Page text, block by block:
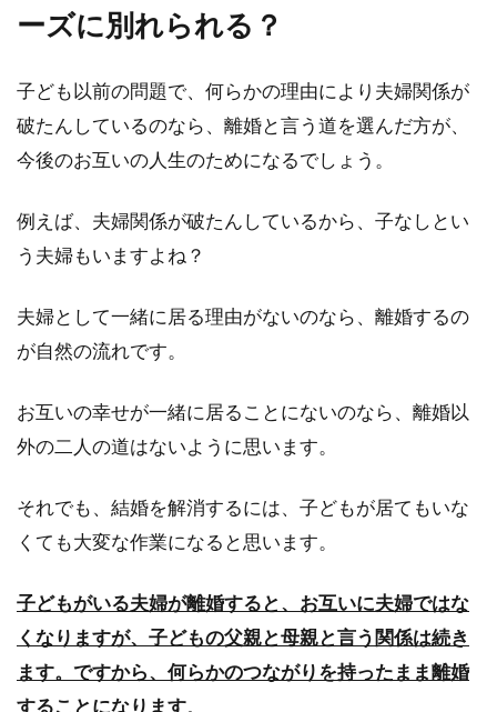
ーズに別れられる？
子ども以前の問題で、何らかの理由により夫婦関係が
破たんしているのなら、離婚と言う道を選んだ方が、
今後のお互いの人生のためになるでしょう。
例えば、夫婦関係が破たんしているから、子なしとい
う夫婦もいますよね？
夫婦として一緒に居る理由がないのなら、離婚するの
が自然の流れです。
お互いの幸せが一緒に居ることにないのなら、離婚以
外の二人の道はないように思います。
それでも、結婚を解消するには、子どもが居てもいな
くても大変な作業になると思います。
子どもがいる夫婦が離婚すると、お互いに夫婦ではな
くなりますが、子どもの父親と母親と言う関係は続き
ます。ですから、何らかのつながりを持ったまま離婚
することになります。